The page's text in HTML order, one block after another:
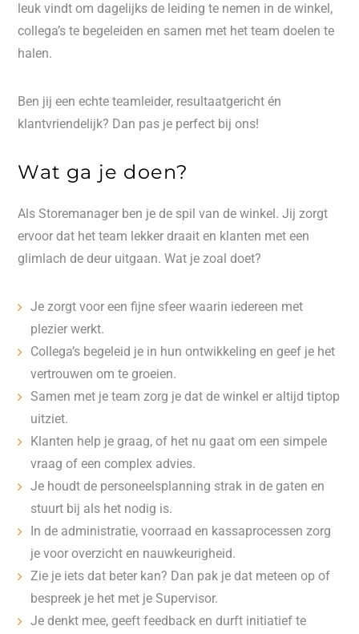
leuk vindt om dagelijks de leiding te nemen in de winkel,
collega’s te begeleiden en samen met het team doelen te
halen.
Ben jij een echte teamleider, resultaatgericht én
klantvriendelijk? Dan pas je perfect bij ons!
Wat ga je doen?
Als Storemanager ben je de spil van de winkel. Jij zorgt
ervoor dat het team lekker draait en klanten met een
glimlach de deur uitgaan. Wat je zoal doet?
Je zorgt voor een fijne sfeer waarin iedereen met
plezier werkt.
Collega’s begeleid je in hun ontwikkeling en geef je het
vertrouwen om te groeien.
Samen met je team zorg je dat de winkel er altijd tiptop
uitziet.
Klanten help je graag, of het nu gaat om een simpele
vraag of een complex advies.
Je houdt de personeelsplanning strak in de gaten en
stuurt bij als het nodig is.
In de administratie, voorraad en kassaprocessen zorg
je voor overzicht en nauwkeurigheid.
Zie je iets dat beter kan? Dan pak je dat meteen op of
bespreek je het met je Supervisor.
Je denkt mee, geeft feedback en durft initiatief te